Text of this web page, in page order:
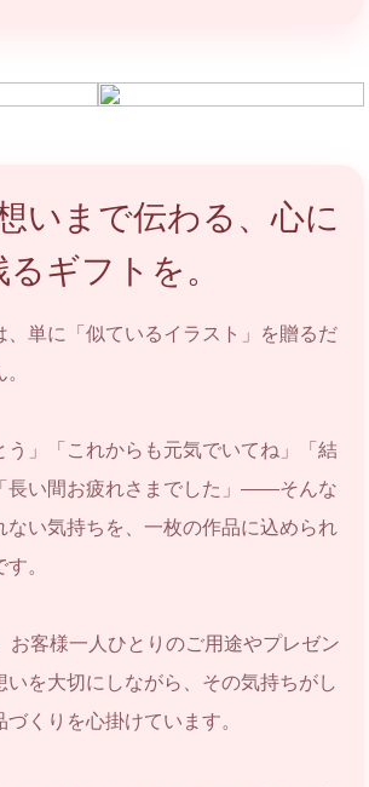
いまで伝わる、心に
るギフトを。
、単に「似ているイラスト」を贈るだ
う」「これからも元気でいてね」「結
長い間お疲れさまでした」――そんな
ない気持ちを、一枚の作品に込められ
。
お客様一人ひとりのご用途やプレゼン
いを大切にしながら、その気持ちがし
くりを心掛けています。